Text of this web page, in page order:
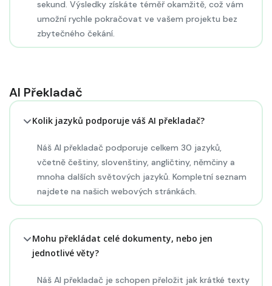
sekund. Výsledky získáte téměř okamžitě, což vám
umožní rychle pokračovat ve vašem projektu bez
zbytečného čekání.
AI Překladač
Kolik jazyků podporuje váš AI překladač?
Náš AI překladač podporuje celkem 30 jazyků,
včetně češtiny, slovenštiny, angličtiny, němčiny a
mnoha dalších světových jazyků. Kompletní seznam
najdete na našich webových stránkách.
Mohu překládat celé dokumenty, nebo jen
jednotlivé věty?
Náš AI překladač je schopen přeložit jak krátké texty